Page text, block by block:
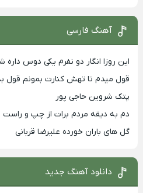
آهنگ فارسی
این روزا انگار دو نفرم یکی دوس داره
قول میدم تا تهش کنارت بمونم قول
پتک شروین حاجی پور
دم به دیقه مردم برات از چپ و راست
گل های باران خورده علیرضا قربانی
دانلود آهنگ جدید